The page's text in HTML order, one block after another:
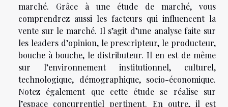
marché. Grâce à une étude de marché, vous
comprendrez aussi les facteurs qui influencent la
vente sur le marché. Il s’agit d’une analyse faite sur
les leaders d’opinion, le prescripteur, le producteur,
bouche à bouche, le distributeur. Il en est de même
sur l’environnement institutionnel, culturel,
technologique, démographique, socio-économique.
Notez également que cette étude se réalise sur
l’espace concurrentiel pertinent. En outre, il est